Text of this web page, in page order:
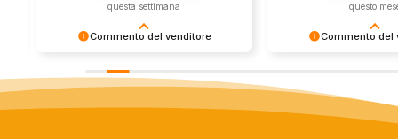
Commento del venditore
lieti che l'acquisto sia andato liscio,
giusto a clienti così fantastici. Grazie
questa settimana
Commento del
così! Apprezziamo il
sforzo che metti nel
tua esperienza con
questo